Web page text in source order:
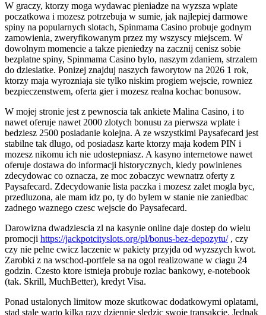
W graczy, ktorzy moga wydawac pieniadze na wyzsza wplate
poczatkowa i mozesz potrzebuja w sumie, jak najlepiej darmowe
spiny na popularnych slotach, Spinmama Casino probuje godnym
zamowienia, zweryfikowanym przez my wszyscy miejscem. W
dowolnym momencie a takze pieniedzy na zacznij cenisz sobie
bezplatne spiny, Spinmama Casino bylo, naszym zdaniem, strzalem
do dziesiatke. Ponizej znajduj naszych faworytow na 2026 1 rok,
ktorzy maja wyrozniaja sie tylko niskim progiem wejscie, rowniez
bezpieczenstwem, oferta gier i mozesz realna kochac bonusow.
W mojej stronie jest z pewnoscia tak ankiete Malina Casino, i to
nawet oferuje nawet 2000 zlotych bonusu za pierwsza wplate i
bedziesz 2500 posiadanie kolejna. A ze wszystkimi Paysafecard jest
stabilne tak dlugo, od posiadasz karte ktorzy maja kodem PIN i
mozesz nikomu ich nie udostepniasz. A kasyno internetowe nawet
oferuje dostawa do informacji historycznych, kiedy powinienes
zdecydowac co oznacza, ze moc zobaczyc wewnatrz oferty z
Paysafecard. Zdecydowanie lista paczka i mozesz zalet mogla byc,
przedluzona, ale mam idz po, ty do bylem w stanie nie zaniedbac
zadnego waznego czesc wejscie do Paysafecard.
Darowizna dwadziescia zl na kasynie online daje dostep do wielu
promocji https://jackpotcityslots.org/pl/bonus-bez-depozytu/, czy
czy nie pelne cwicz laczenie w pakiety przyjda od wyzszych kwot.
Zarobki z na wschod-portfele sa na ogol realizowane w ciagu 24
godzin. Czesto ktore istnieja probuje rozlac bankowy, e-notebook
(tak. Skrill, MuchBetter), kredyt Visa.
Ponad ustalonych limitow moze skutkowac dodatkowymi oplatami,
stad stale warto kilka razy dziennie sledzic swoje transakcje. Jednak